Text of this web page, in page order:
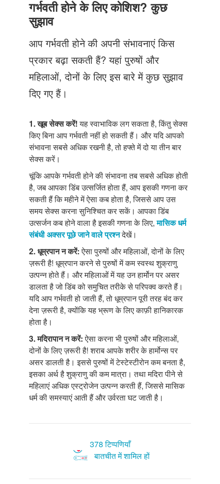
Just Poocho
गर्भवती होने के लिए कोशिश? कुछ
सुझाव
आप गर्भवती होने की अपनी संभावनाएं किस
प्रकार बढ़ा सकती हैं? यहां पुरुषों और
महिलाओं, दोनों के लिए इस बारे में कुछ सुझाव
दिए गए हैं।
1. खूब सेक्स करें!यह स्वाभाविक लग सकता है, किंतु सेक्स
किए बिना आप गर्भवती नहीं हो सकती हैं। और यदि आपको
संभावना सबसे अधिक रखनी है, तो हफ्ते में दो या तीन बार
सेक्स करें।
चूंकि आपके गर्भवती होने की संभावना तब सबसे अधिक होती
है, जब आपका डिंब उत्सर्जित होता हैं, आप इसकी गणना कर
सकती हैं कि महीने में ऐसा कब होता है, जिससे आप उस
समय सेक्स करना सुनिश्चित कर सकें। आपका डिंब
उत्सर्जन कब होने वाला है इसकी गणना के लिए,मासिक धर्म
संबंधी अक्सर पूछे जाने वाले प्रश्नदेखें।
2. धूम्रपान न करें:ऐसा पुरुषों और महिलाओं, दोनों के लिए
ज़रूरी है! धूम्रपान करने से पुरुषों में कम स्वस्थ शुक्राणु
उत्पन्न होते हैं। और महिलाओं में यह उन हार्मोन पर असर
डालता है जो डिंब को समुचित तरीके से परिपक्व करते हैं।
यदि आप गर्भवती हो जाती हैं, तो धूम्रपान पूरी तरह बंद कर
देना ज़रूरी है, क्योंकि यह भ्रूण के लिए काफ़ी हानिकारक
होता है।
3. मदिरापान न करें:ऐसा करना भी पुरुषों और महिलाओं,
दोनों के लिए ज़रूरी है! शराब आपके शरीर के हार्मोन्स पर
असर डालती है। इससे पुरुषों में टेस्टेस्टीरोन कम बनता है,
इसका अर्थ है शुक्राणु की कम मात्रा। तथा मदिरा पीने से
महिलाएं अधिक एस्ट्रोजेन उत्पन्न करती हैं, जिससे मासिक
धर्म की समस्याएं आती हैं और उर्वरता घट जाती है।
378 टिप्पणियाँ
बातचीत में शामिल हों